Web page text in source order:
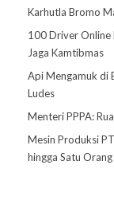
Karhutla Bromo
100 Driver Online
Jaga Kamtibmas
Api Mengamuk di
Ludes
Menteri PPPA:
Mesin Produksi
hingga Satu